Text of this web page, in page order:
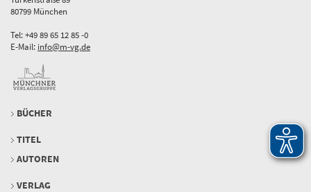
80799 München
Tel: +49 89 65 12 85 -0
E-Mail: info@m-vg.de
BÜCHER
TITEL
AUTOREN
VERLAG